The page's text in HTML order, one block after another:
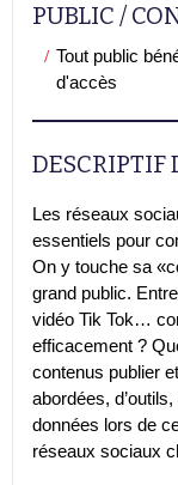
PUBLIC /
Tout public
d'accès
DESCRIPTIF
Les réseaux
essentiels pour
On y touche sa
grand public.
vidéo Tik Tok…
efficacement ?
contenus publier
abordées,
données lors de
réseaux sociaux